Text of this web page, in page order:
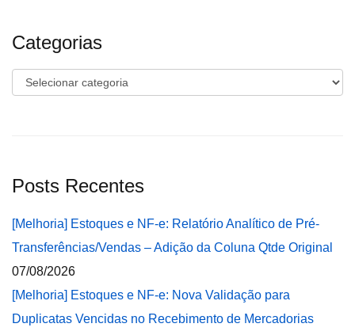
Categorias
Categorias
Posts Recentes
[Melhoria] Estoques e NF-e: Relatório Analítico de Pré-
Transferências/Vendas – Adição da Coluna Qtde Original
07/08/2026
[Melhoria] Estoques e NF-e: Nova Validação para
Duplicatas Vencidas no Recebimento de Mercadorias